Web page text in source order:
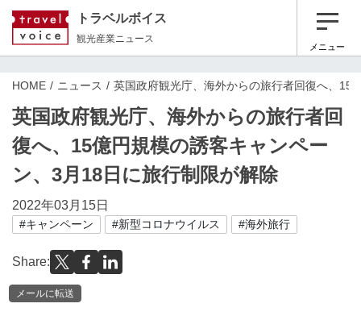
トラベルボイス
観光産業ニュース
メニュー
HOME ニュース 英国政府観光庁、海外からの旅行者回復へ、15
英国政府観光庁、海外からの旅行者回
復へ、15億円規模の誘客キャンペー
ン、3月18日に旅行制限が解除
2022年03月15日
#キャンペーン #新型コロナウイルス #海外旅行
Share:
メールに転送